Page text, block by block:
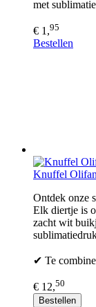
met
€ 1,95
Bestellen
Knuffel
Ontdek onze
Elk diertje is
zacht wit
✔ Te
€ 12,50
Bestellen